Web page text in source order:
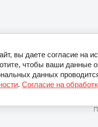
вы даете согласие на
чтобы ваши данные
данных
. Согласие на